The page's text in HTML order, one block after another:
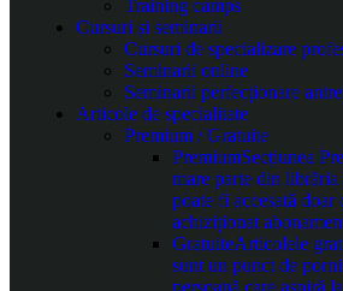
Training camps
Cursuri și seminarii
Cursuri de specializare
Seminarii online
Seminarii perfecționare
Articole de specialitate
Premium / Gratuite
PremiumSecțiunea
mare parte din librăria
poate fi accesată
achiziționat
GratuiteArticolele
sunt un punct de
persoană care aspiră